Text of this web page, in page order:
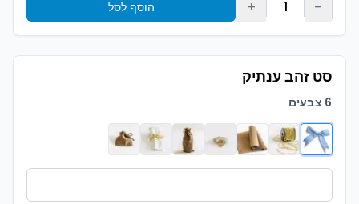
-
1
+ הוסף לסל
סט זהב ענתיק
6 צבעים